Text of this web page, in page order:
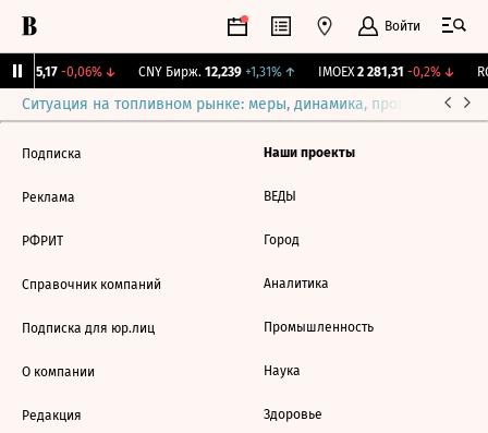
Войти
115,17 -0,06%↓ CNY Бирж. 12,239 +1,31%↑ IMOEX 2 281,31 -0,2%↓
Ситуация на топливном рынке: меры, динамика, прогнозы
Подписка
Реклама
РФРИТ
Справочник компаний
Подписка для юр.лиц
О компании
Редакция
Наши проекты
ВЕДЫ
Город
Аналитика
Промышленность
Наука
Здоровье